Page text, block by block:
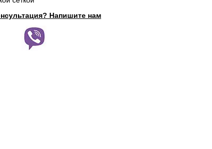
Напишите нам